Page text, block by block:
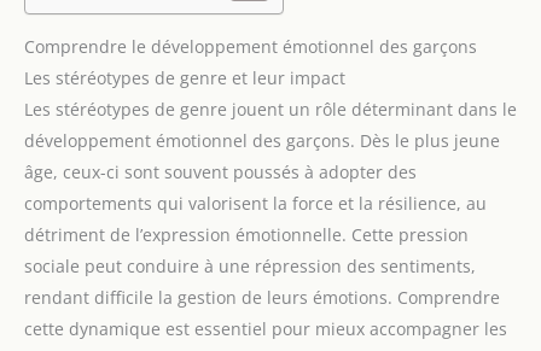
Comprendre le développement émotionnel des garçons
Les stéréotypes de genre et leur impact
Les stéréotypes de genre jouent un rôle déterminant dans le
développement émotionnel des garçons. Dès le plus jeune
âge, ceux-ci sont souvent poussés à adopter des
comportements qui valorisent la force et la résilience, au
détriment de l’expression émotionnelle. Cette pression
sociale peut conduire à une répression des sentiments,
rendant difficile la gestion de leurs émotions. Comprendre
cette dynamique est essentiel pour mieux accompagner les